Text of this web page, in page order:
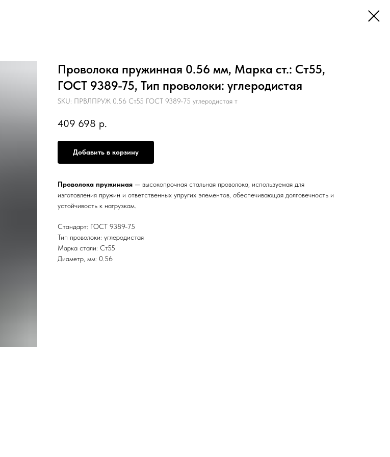
Проволока пружинная 0.56 мм, Марка ст.: Ст55,
ГОСТ 9389-75, Тип проволоки: углеродистая
SKU: ПРВЛПРУЖ 0.56 Ст55 ГОСТ 9389-75 углеродистая т
409 698 р.
Добавить в корзину
Проволока пружинная — высокопрочная стальная проволока, используемая для
изготовления пружин и ответственных упругих элементов, обеспечивающая долговечность и
устойчивость к нагрузкам.
Стандарт: ГОСТ 9389-75
Тип проволоки: углеродистая
Марка стали: Ст55
Диаметр, мм: 0.56